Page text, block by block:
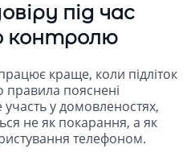
під час
контролю
краще, коли підліток
правила пояснені
у домовленостях,
не як покарання, а як
телефоном.